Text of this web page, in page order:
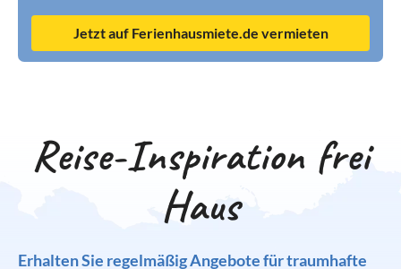
Jetzt auf Ferienhausmiete.de vermieten
Reise-Inspiration frei
Haus
Erhalten Sie regelmäßig Angebote für traumhafte